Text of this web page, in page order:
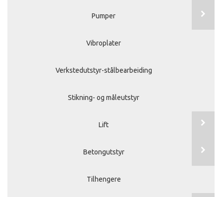
Pumper
Vibroplater
Verkstedutstyr-stålbearbeiding
Stikning- og måleutstyr
Lift
Betongutstyr
Tilhengere